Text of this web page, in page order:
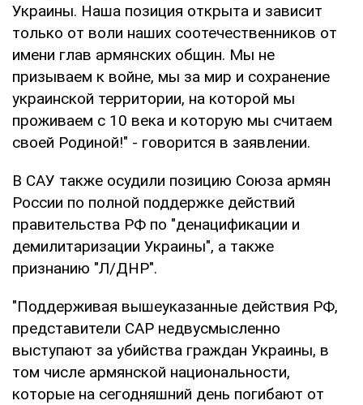
Украины. Наша позиция открыта и зависит
только от воли наших соотечественников от
имени глав армянских общин. Мы не
призываем к войне, мы за мир и сохранение
украинской территории, на которой мы
проживаем с 10 века и которую мы считаем
своей Родиной!" - говорится в заявлении.
В САУ также осудили позицию Союза армян
России по полной поддержке действий
правительства РФ по "денацификации и
демилитаризации Украины", а также
признанию "Л/ДНР".
"Поддерживая вышеуказанные действия РФ,
представители САР недвусмысленно
выступают за убийства граждан Украины, в
том числе армянской национальности,
которые на сегодняшний день погибают от